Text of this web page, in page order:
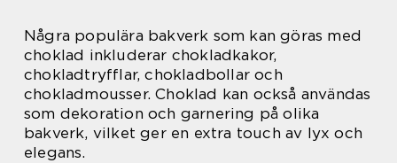
Några populära bakverk som kan göras med
choklad inkluderar chokladkakor,
chokladtryfflar, chokladbollar och
chokladmousser. Choklad kan också användas
som dekoration och garnering på olika
bakverk, vilket ger en extra touch av lyx och
elegans.